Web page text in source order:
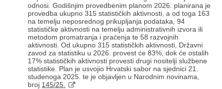
odnosi. Godišnjim provedbenim planom 2026 . planirana je
provedba ukupno315 statističkih aktivnosti, a od toga 163
na temelju neposrednog prikupljanja podataka,94
statističke aktivnosti na temelju administrativnih izvora ili
metodom promatranja i praćenja te58 razvojnih
aktivnosti. Od ukupno315 statističkih aktivnosti, Državni
zavod za statistiku u 2026 . provest će83%, dok će ostalih
17% statističkih aktivnosti provesti drugi nositelji službene
statistike. Plan je usvojio Hrvatski sabor na sjednici 21
studenoga 2025 . te je objavljen u Narodnim novinama,
broj 145/25